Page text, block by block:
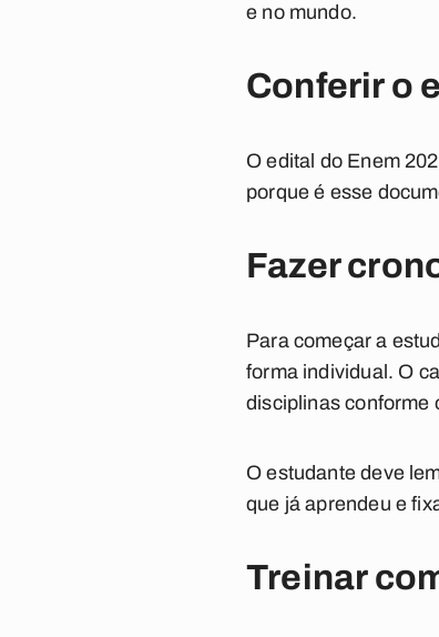
e no mundo.
Conferir o
O edital do Enem
porque é esse
Fazer
Para começar a
forma individual. O
disciplinas conforme
O estudante deve
que já aprendeu e
Treinar